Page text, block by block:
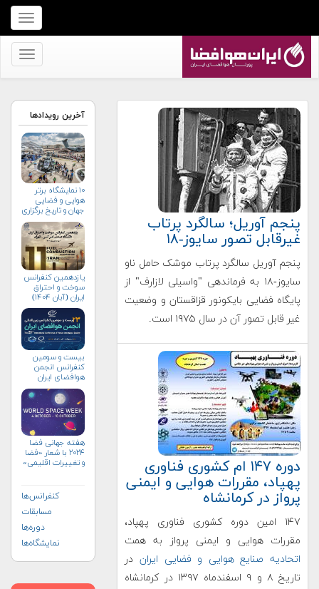
برای
نمایش
منو
برای
کنید
پنجم آوریل؛ سالگرد پرتاب
غیرقابل تصور سایوز-۱۸
پنجم آوریل سالگرد پرتاب موشک حامل ناو
سایوز-۱۸ به فرماندهی "واسیلی‏ لازارف" از
پایگاه فضایی بایکونور قزاقستان و وضعیت
غیر قابل تصور آن در سال ۱۹۷۵ است.
دوره ۱۴۷ ام کشوری فناوری
پهپاد، مقررات هوایی و ایمنی
پرواز در کرمانشاه
۱۴۷ امین دوره کشوری فناوری پهپاد،
مقررات هوایی و ایمنی پرواز به همت
اتحادیه صنایع هوایی و فضایی ایران در
تاریخ ۸ و ۹ اسفندماه ۱۳۹۷ در کرمانشاه
آخرین رویدادها
۱۰ نمایشگاه برتر
هوایی و فضایی
جهان و تاریخ برگزاری
آن‌ها
یازدهمین کنفرانس
سوخت و احتراق
ایران (آبان‌ ۱۴۰۴)
بیست و سومین
کنفرانس انجمن
هوافضای ايران
هفته جهانی فضا
۲۰۲۴ با شعار «فضا
و تغییرات اقلیمی»
کنفرانس‌ها
مسابقات
دوره‌ها
نمایشگاه‌ها